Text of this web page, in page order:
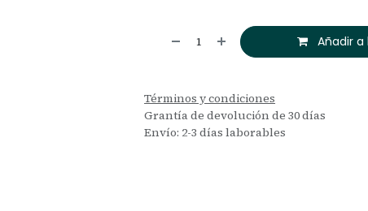
Añadir
Términos y condiciones
Grantía de devolución de 30 días
Envío: 2-3 días laborables